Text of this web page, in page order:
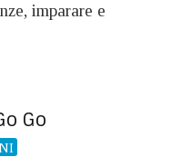
imparare e
Go